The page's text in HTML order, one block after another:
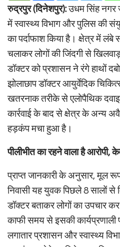
रुद्रपुर (दिनेशपुर):उधम सिंह नगर
में स्वास्थ्य विभाग और पुलिस की
का पर्दाफाश किया है। क्षेत्र में
चलाकर लोगों की जिंदगी से
डॉक्टर को प्रशासन ने रंगे हाथों
झोलाछाप डॉक्टर आयुर्वेदिक
खतरनाक तरीके से एलोपैथिक
कार्रवाई के बाद से क्षेत्र के अन्य
हड़कंप मचा हुआ है।
पीलीभीत का रहने वाला है आरोपी,
प्राप्त जानकारी के अनुसार, मूल
निवासी यह युवक पिछले 8 सालों से
डॉक्टर बताकर लोगों का उपचार
काफी समय से इसकी
लगातार प्रशासन और स्वास्थ्य